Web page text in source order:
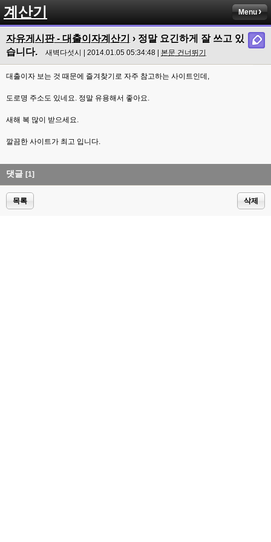
계산기 Menu
자유게시판 - 대출이자계산기 › 정말 요긴하게 잘 쓰고 있
습니다.
새벽다섯시 | 2014.01.05 05:34:48 | 본문 건너뛰기
대출이자 보는 것 때문에 즐겨찾기로 자주 참고하는 사이트인데,
도로명 주소도 있네요. 정말 유용해서 좋아요.
새해 복 많이 받으세요.
깔끔한 사이트가 최고 입니다.
댓글 [1]
목록 삭제